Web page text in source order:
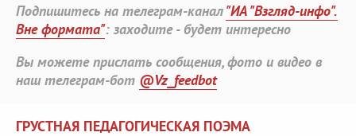
Подпишитесь на телеграм-канал"ИА "Взгляд-инфо".
Вне формата": заходите - будет интересно
Вы можете прислать сообщения, фото и видео в
наш телеграм-бот @Vz_feedbot
ГРУСТНАЯ ПЕДАГОГИЧЕСКАЯ ПОЭМА